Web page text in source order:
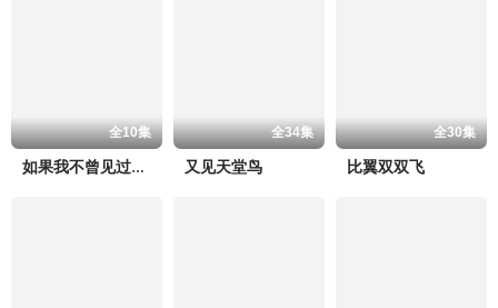
全10集
如果我不曾见过太阳 第二季
全34集
又见天堂鸟
全30集
比翼双双飞